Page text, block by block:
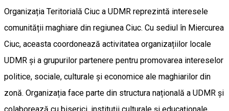
Organizația Teritorială Ciuc a UDMR reprezintă interesele
comunității maghiare din regiunea Ciuc. Cu sediul în Miercurea
Ciuc, aceasta coordonează activitatea organizațiilor locale
UDMR și a grupurilor partenere pentru promovarea intereselor
politice, sociale, culturale și economice ale maghiarilor din
zonă. Organizația face parte din structura națională a UDMR și